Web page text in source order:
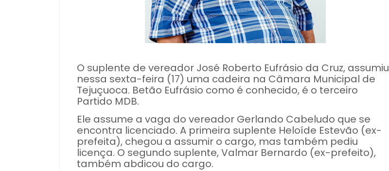
O suplente de vereador José Roberto Eufrásio da Cruz, assumiu
nessa sexta-feira (17) uma cadeira na Câmara Municipal de
Tejuçuoca. Betão Eufrásio como é conhecido, é o terceiro
Partido MDB.
Ele assume a vaga do vereador Gerlando Cabeludo que se
encontra licenciado. A primeira suplente Heloíde Estevão (ex-
prefeita), chegou a assumir o cargo, mas também pediu
licença. O segundo suplente, Valmar Bernardo (ex-prefeito),
também abdicou do cargo.